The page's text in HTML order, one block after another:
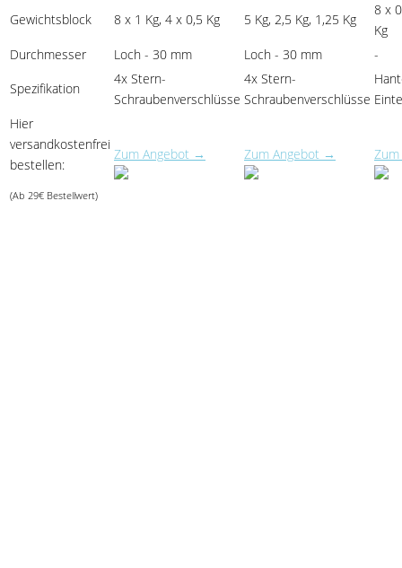
Gewichtsblock 8 x 1 Kg, 4 x 0,5 Kg 5 Kg, 2,5 Kg, 1,25 Kg
8 x
Kg
Durchmesser
Loch - 30 mm Loch - 30 mm
-
Spezifikation
4x Stern-
Schraubenverschlüsse
4x Stern-
Schraubenverschlüsse
Hier
versandkostenfrei
bestellen:
(Ab 29€ Bestellwert)
Zum Angebot → Zum Angebot →